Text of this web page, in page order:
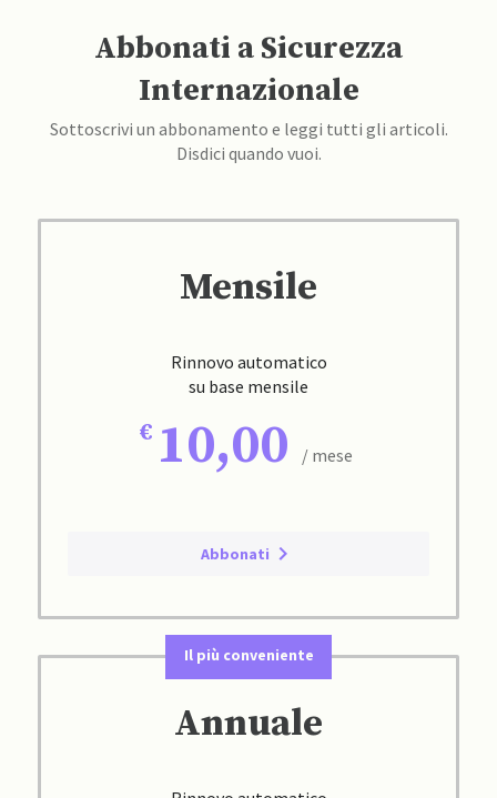
Abbonati a Sicurezza
Internazionale
Sottoscrivi un abbonamento e leggi tutti gli articoli.
Disdici quando vuoi.
Mensile
Rinnovo automatico
su base mensile
10,00 / mese
Abbonati
Il più conveniente
Annuale